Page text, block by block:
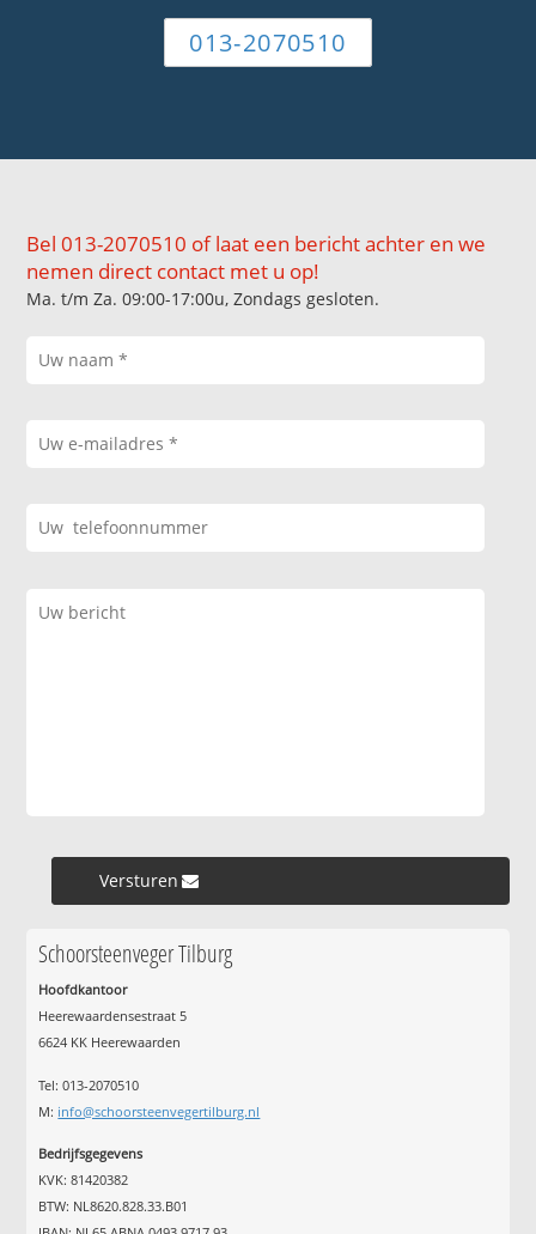
013-2070510
Bel 013-2070510 of laat een bericht achter en we
nemen direct contact met u op!
Ma. t/m Za. 09:00-17:00u, Zondags gesloten.
Versturen »
Schoorsteenveger Tilburg
Hoofdkantoor
Heerewaardensestraat 5
6624 KK Heerewaarden
Tel: 013-2070510
M: info@schoorsteenvegertilburg.nl
Bedrijfsgegevens
KVK: 81420382
BTW: NL8620.828.33.B01